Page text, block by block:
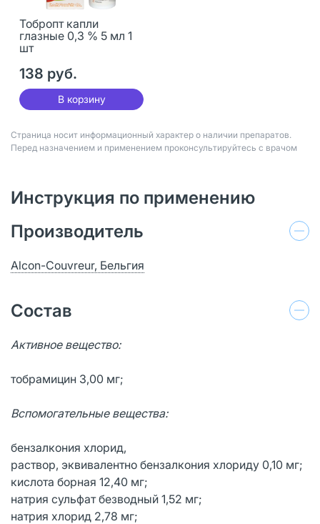
Тобропт капли
глазные 0,3 % 5 мл 1
шт
138 руб.
В корзину
Страница носит информационный характер о наличии препаратов.
Перед назначением и применением проконсультируйтесь с врачом
Инструкция по применению
Производитель
Alcon-Couvreur, Бельгия
Состав
Активное вещество:
тобрамицин 3,00 мг;
Вспомогательные вещества:
бензалкония хлорид,
раствор, эквивалентно бензалкония хлориду 0,10 мг;
кислота борная 12,40 мг;
натрия сульфат безводный 1,52 мг;
натрия хлорид 2,78 мг;